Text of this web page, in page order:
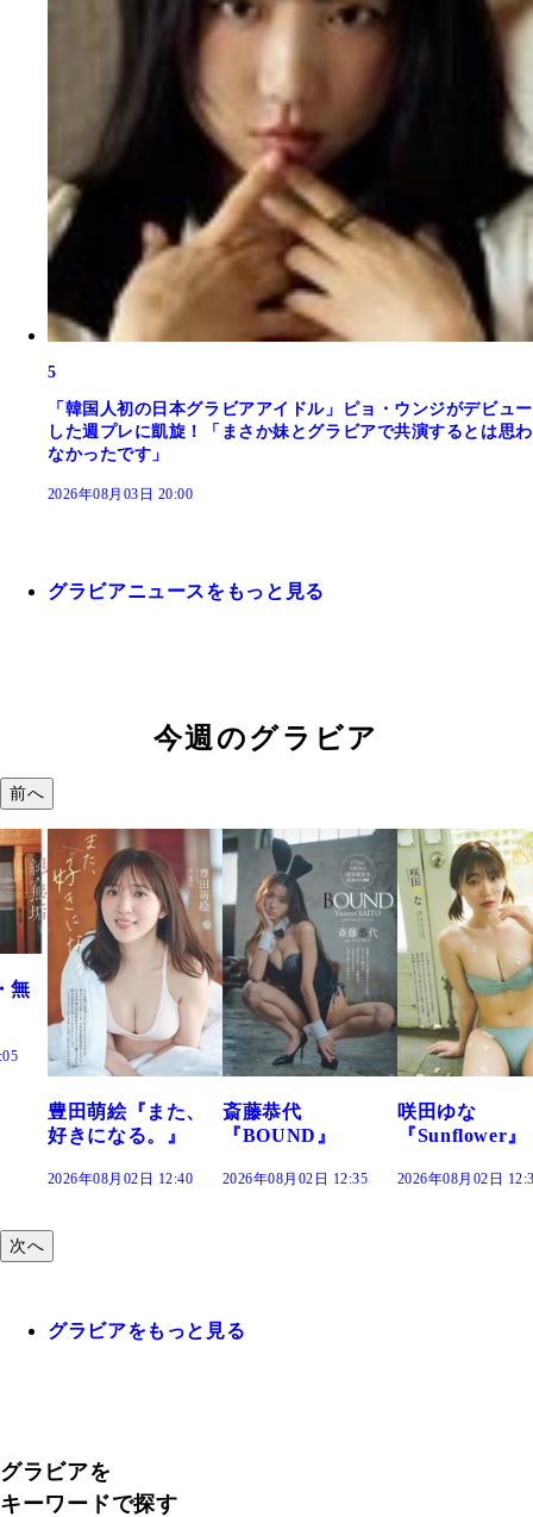
5
「韓国人初の日本グラビアアイドル」ピョ・ウンジがデビュー
した週プレに凱旋！「まさか妹とグラビアで共演するとは思わ
なかったです」
2026年08月03日 20:00
グラビアニュースをもっと見る
今週のグラビア
前へ
斎藤恭代
『BOUND』
2026年08月02日 12:35
咲田ゆな
『Sunflower』
2026年08月02日 12:30
藤水咲桜『花
だまり』
2026年08月02日
次へ
グラビアをもっと見る
グラビアを
キーワードで探す